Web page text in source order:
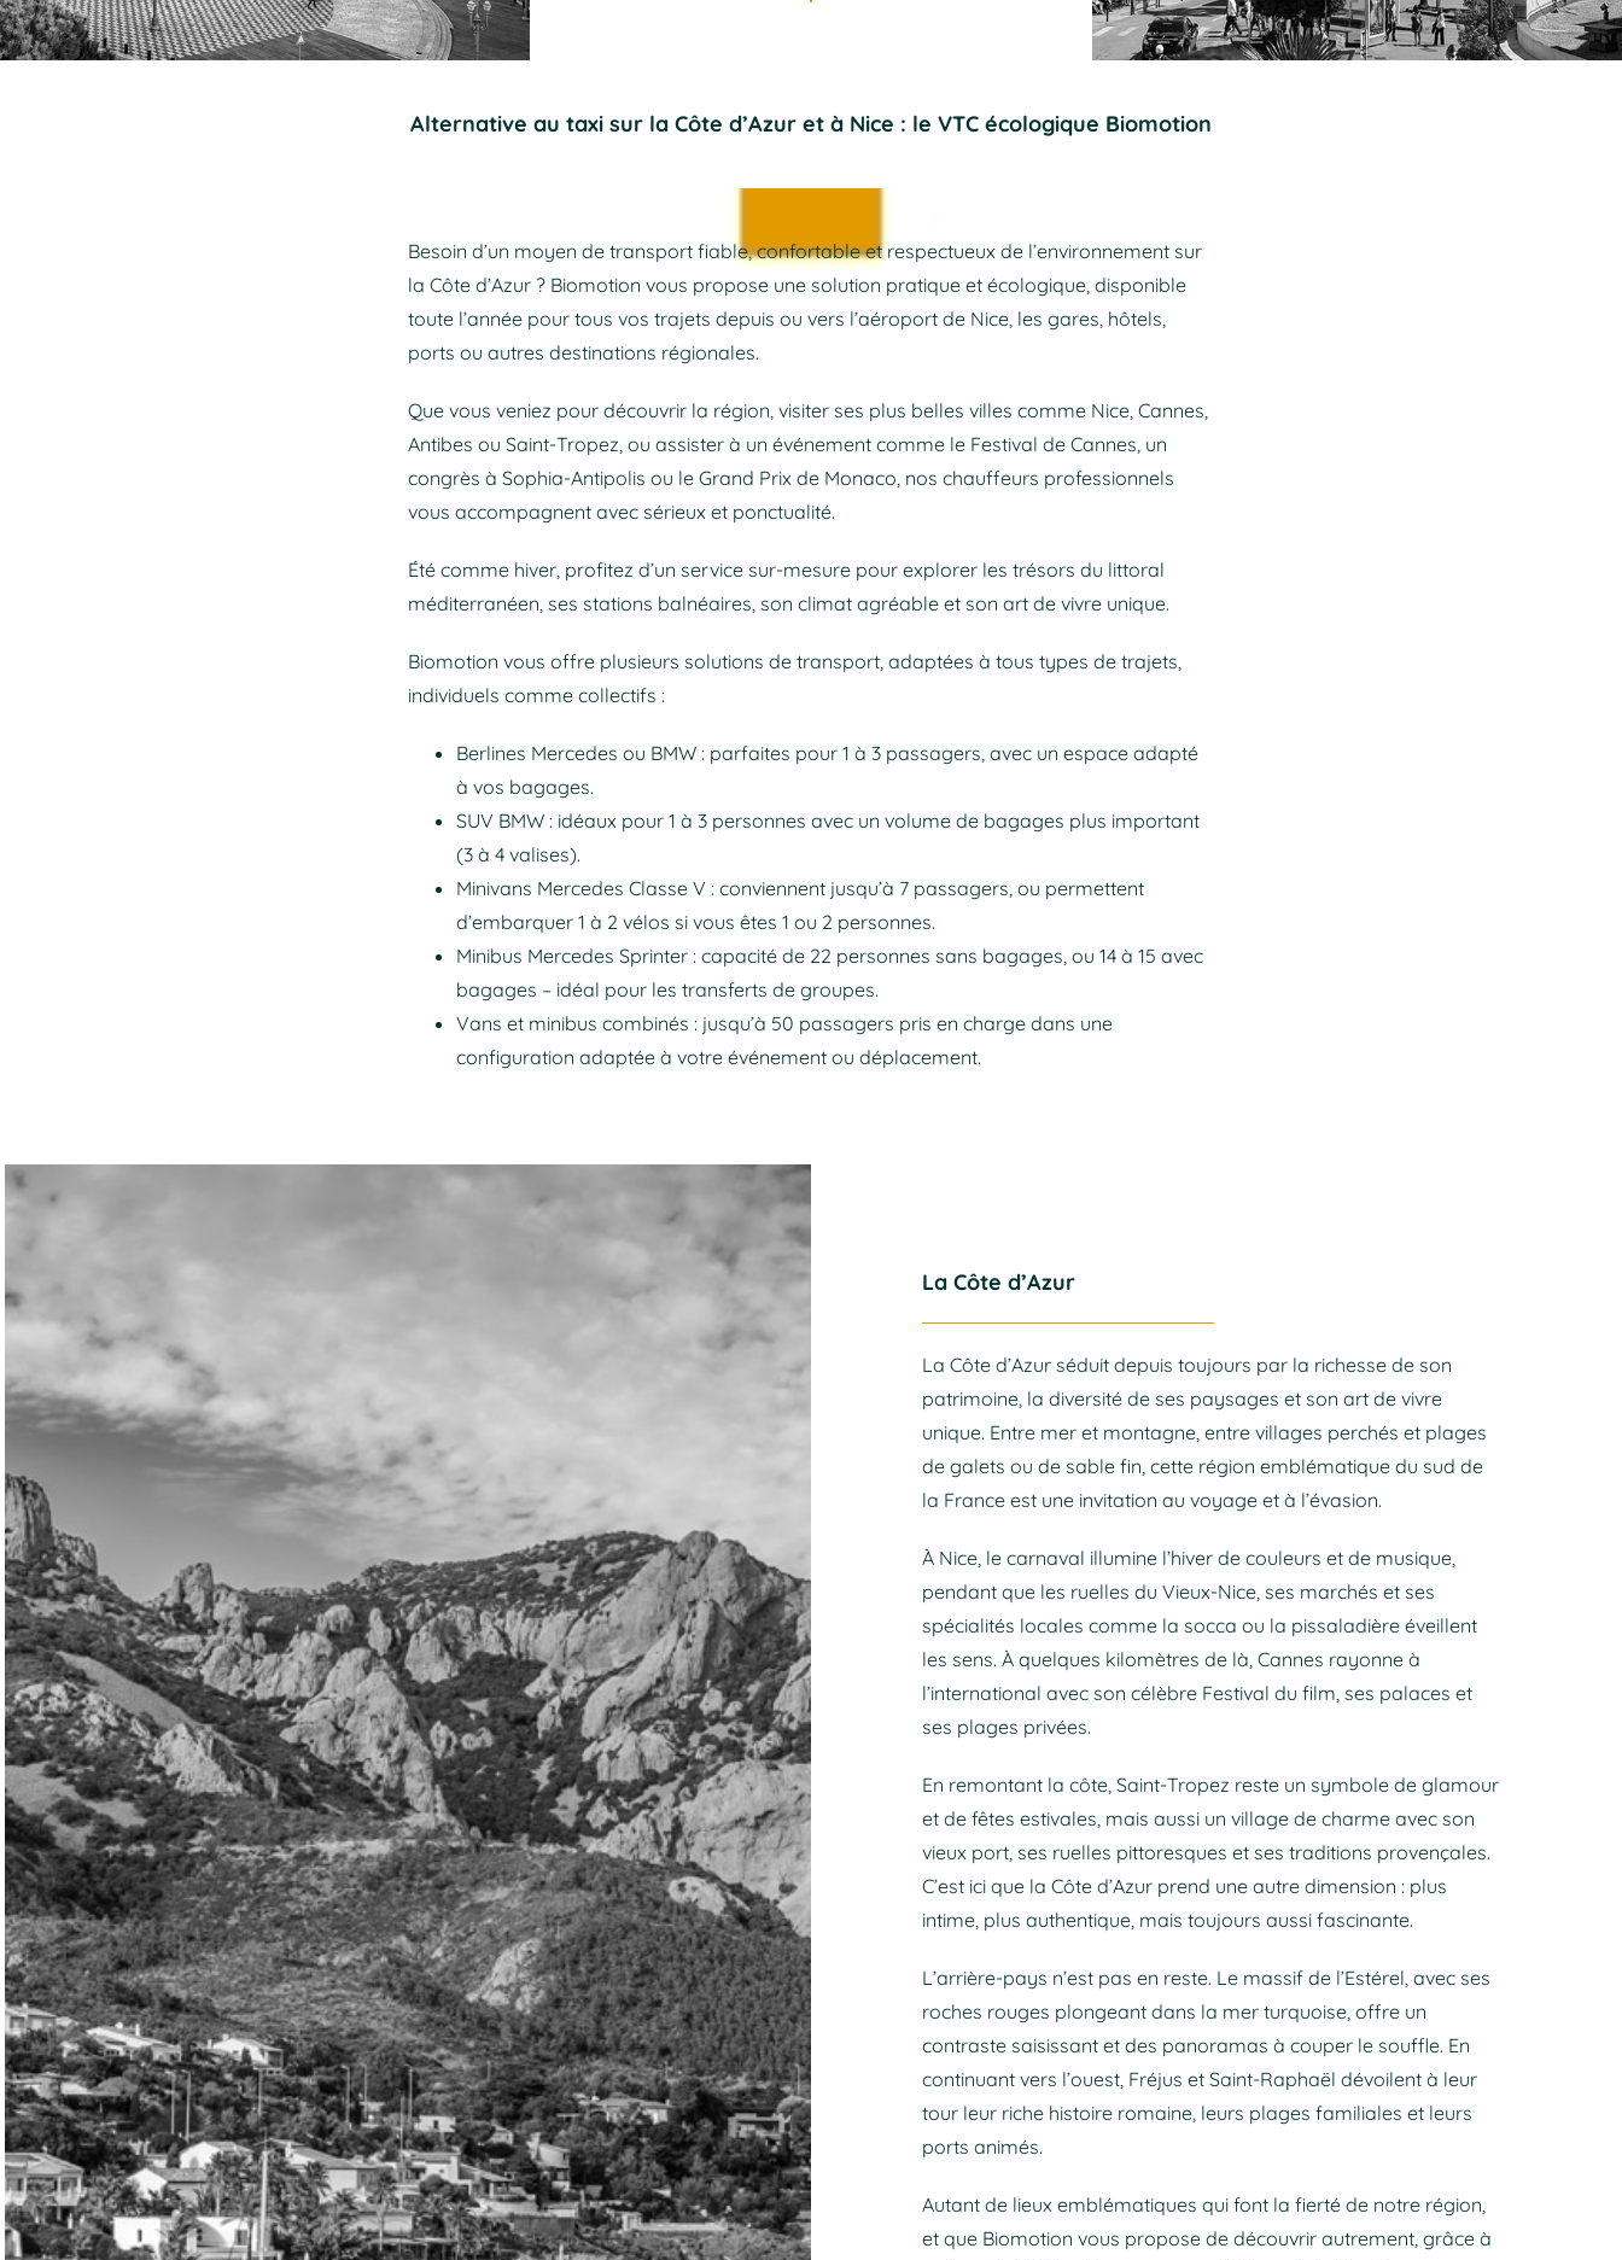
Alternative au taxi sur la Côte d’Azur et à Nice : le VTC écologique Biomotion
Besoin d’un moyen de transport fiable, confortable et respectueux de l’environnement sur
la Côte d’Azur ? Biomotion vous propose une solution pratique et écologique, disponible
toute l’année pour tous vos trajets depuis ou vers l’aéroport de Nice, les gares, hôtels,
ports ou autres destinations régionales.
Que vous veniez pour découvrir la région, visiter ses plus belles villes comme Nice, Cannes,
Antibes ou Saint-Tropez, ou assister à un événement comme le Festival de Cannes, un
congrès à Sophia-Antipolis ou le Grand Prix de Monaco, nos chauffeurs professionnels
vous accompagnent avec sérieux et ponctualité.
Été comme hiver, profitez d’un service sur-mesure pour explorer les trésors du littoral
méditerranéen, ses stations balnéaires, son climat agréable et son art de vivre unique.
Biomotion vous offre plusieurs solutions de transport, adaptées à tous types de trajets,
individuels comme collectifs :
Berlines Mercedes ou BMW : parfaites pour 1 à 3 passagers, avec un espace adapté
à vos bagages.
SUV BMW : idéaux pour 1 à 3 personnes avec un volume de bagages plus important
(3 à 4 valises).
Minivans Mercedes Classe V : conviennent jusqu’à 7 passagers, ou permettent
d’embarquer 1 à 2 vélos si vous êtes 1 ou 2 personnes.
Minibus Mercedes Sprinter : capacité de 22 personnes sans bagages, ou 14 à 15 avec
bagages – idéal pour les transferts de groupes.
Vans et minibus combinés : jusqu’à 50 passagers pris en charge dans une
configuration adaptée à votre événement ou déplacement.
La Côte d’Azur
La Côte d’Azur séduit depuis toujours par la richesse de son
patrimoine, la diversité de ses paysages et son art de vivre
unique. Entre mer et montagne, entre villages perchés et plages
de galets ou de sable fin, cette région emblématique du sud de
la France est une invitation au voyage et à l’évasion.
À Nice, le carnaval illumine l’hiver de couleurs et de musique,
pendant que les ruelles du Vieux-Nice, ses marchés et ses
spécialités locales comme la socca ou la pissaladière éveillent
les sens. À quelques kilomètres de là, Cannes rayonne à
l’international avec son célèbre Festival du film, ses palaces et
ses plages privées.
En remontant la côte, Saint-Tropez reste un symbole de glamour
et de fêtes estivales, mais aussi un village de charme avec son
vieux port, ses ruelles pittoresques et ses traditions provençales.
C’est ici que la Côte d’Azur prend une autre dimension : plus
intime, plus authentique, mais toujours aussi fascinante.
L’arrière-pays n’est pas en reste. Le massif de l’Estérel, avec ses
roches rouges plongeant dans la mer turquoise, offre un
contraste saisissant et des panoramas à couper le souffle. En
continuant vers l’ouest, Fréjus et Saint-Raphaël dévoilent à leur
tour leur riche histoire romaine, leurs plages familiales et leurs
ports animés.
Autant de lieux emblématiques qui font la fierté de notre région,
et que Biomotion vous propose de découvrir autrement, grâce à